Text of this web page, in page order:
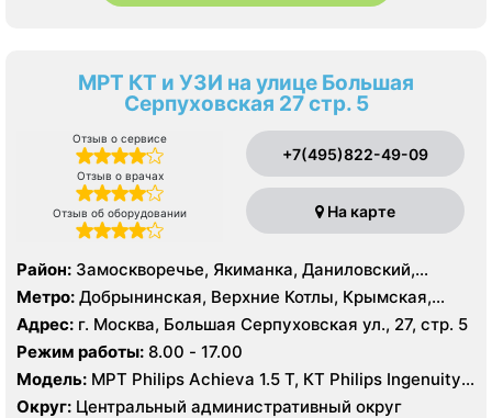
МРТ КТ и УЗИ на улице Большая
Серпуховская 27 стр. 5
Отзыв о сервисе
Отзыв о врачах
Отзыв об оборудовании
+7(495)822-49-09
На карте
Район: Замоскворечье, Якиманка, Даниловский,
Донской
Метро: Добрынинская, Верхние Котлы, Крымская,
Ленинский проспект, Новокузнецкая, Октябрьская,
Павелецкая, Полянка, Серпуховская, Третьяковская,
Тульская, Шаболовская
Адрес: г. Москва, Большая Серпуховская ул., 27, стр. 5
Режим работы: 8.00 - 17.00
Модель: МРТ Philips Achieva 1.5 T, КТ Philips Ingenuity
Elite 128 срезов, УЗИ Philips HD15 XE, GE Vivid 3 Pro
Округ: Центральный административный округ